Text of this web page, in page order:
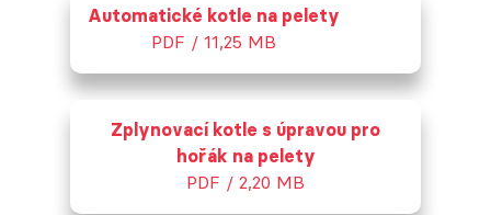
Automatické kotle na pelety
PDF / 11,25 MB
Zplynovací kotle s úpravou pro
hořák na pelety
PDF / 2,20 MB